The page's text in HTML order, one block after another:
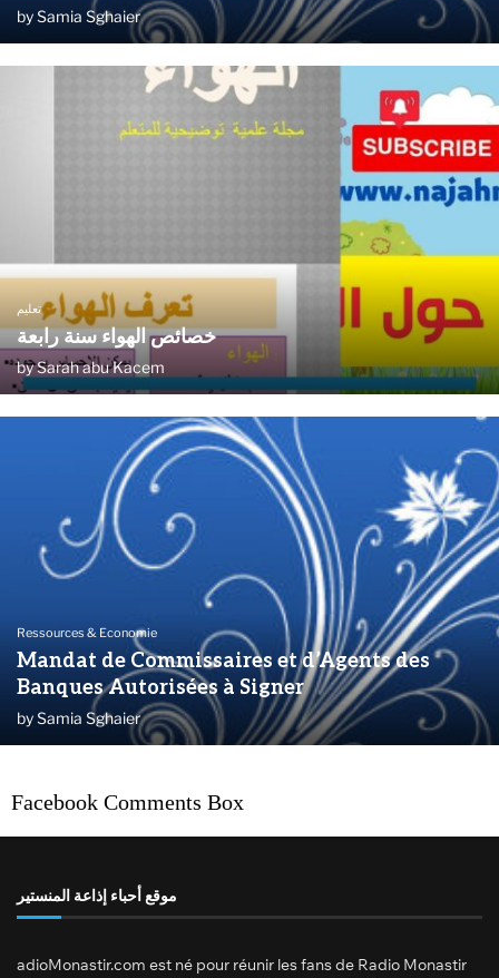
bySamia Sghaier
تعليم
خصائص الهواء سنة رابعة
bySarah abu Kacem
Ressources & Economie
Mandat de Commissaires et d’Agents des
Banques Autorisées à Signer
bySamia Sghaier
Facebook Comments Box
موقع أحباء إذاعة المنستير
adioMonastir.com est né pour réunir les fans de Radio Monastir